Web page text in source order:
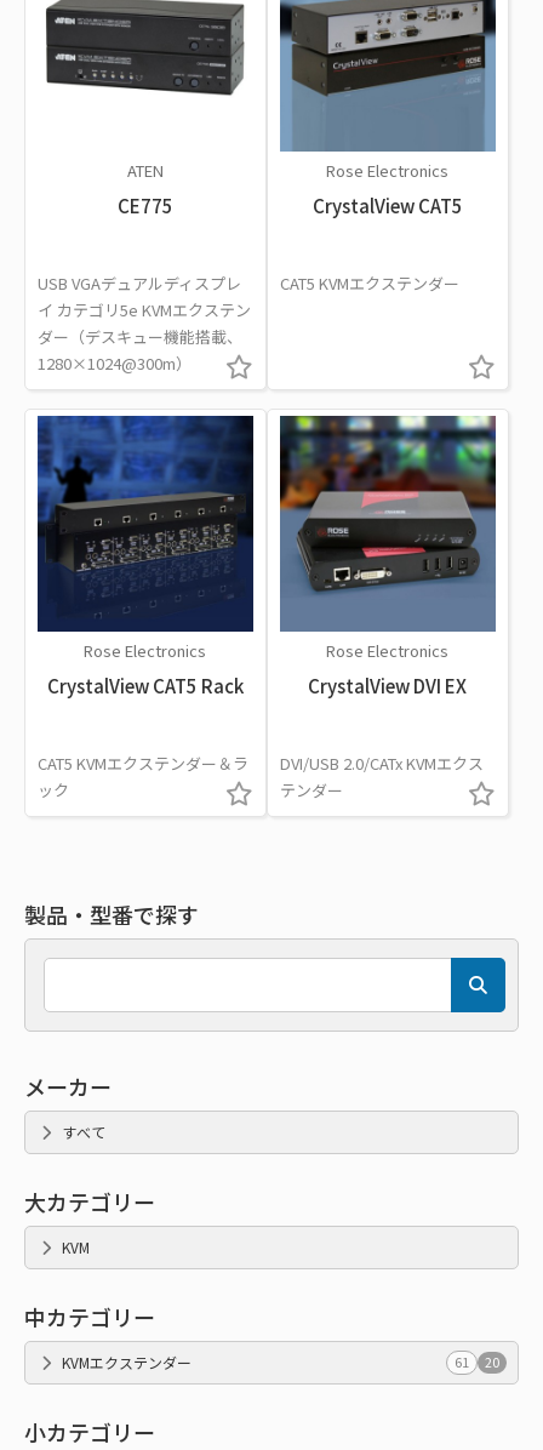
ATEN
CE775
USB VGAデュアルディスプレ
イ カテゴリ5e KVMエクステン
ダー（デスキュー機能搭載、
1280×1024@300m）
Rose Electronics
CrystalView CAT5
CAT5 KVMエクステンダー
Rose Electronics
CrystalView CAT5 Rack
CAT5 KVMエクステンダー＆ラ
ック
Rose Electronics
CrystalView DVI EX
DVI/USB 2.0/CATx KVMエクス
テンダー
製品・型番で探す
メーカー
すべて
大カテゴリー
KVM
中カテゴリー
KVMエクステンダー 61 20
小カテゴリー